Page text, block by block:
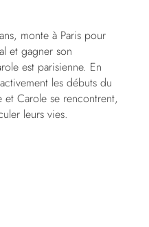
monte à Paris pour
et gagner son
est parisienne. En
les débuts du
Carole se rencontrent,
leurs vies.